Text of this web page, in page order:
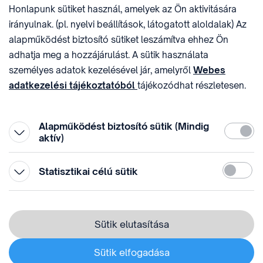
sztnh@hipo.gov.hu 15311746-2-42
CÍM
1081 Budapest II. János
Pál pápa tér 7.
HIVATAL RÖVID NEVE
SZTNHOPS, KRID:
174434905
KÖZÖSSÉGI MÉDIA
⁣ ⁣
Webes adatkezelési tájékoztató
Süti beállítás módosítása
Honlapunk sütiket használ, amelyek az Ön aktivitására
irányulnak. (pl. nyelvi beállítások, látogatott aloldalak) Az
alapműködést biztosító sütiket leszámítva ehhez Ön
adhatja meg a hozzájárulást. A sütik használata
személyes adatok kezelésével jár, amelyről Webes
adatkezelési tájékoztatóból tájékozódhat részletesen.
Alapműködést biztosító sütik (Mindig
aktív)
Statisztikai célú sütik
Sütik elutasítása
Sütik elfogadása